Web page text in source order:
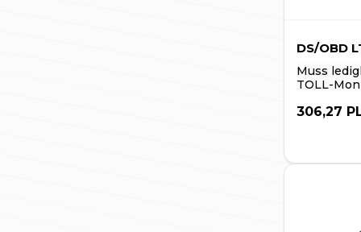
DS/OBD
Muss
TOLL-
306,27